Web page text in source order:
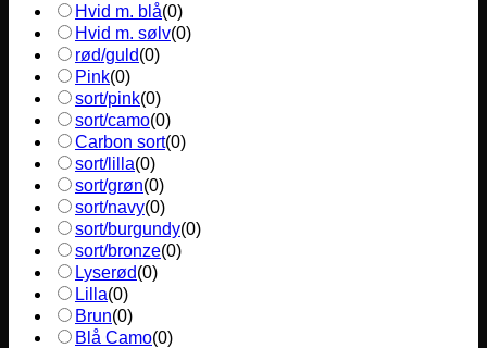
Hvid m. blå(0)
Hvid m. sølv(0)
rød/guld(0)
Pink(0)
sort/pink(0)
sort/camo(0)
Carbon sort(0)
sort/lilla(0)
sort/grøn(0)
sort/navy(0)
sort/burgundy(0)
sort/bronze(0)
Lyserød(0)
Lilla(0)
Brun(0)
Blå Camo(0)